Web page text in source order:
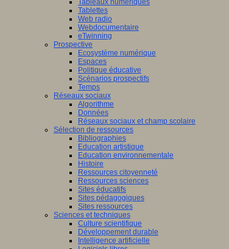
Tableaux numériques
Tablettes
Web radio
Webdocumentaire
eTwinning
Prospective
Ecosystème numérique
Espaces
Politique éducative
Scénarios prospectifs
Temps
Réseaux sociaux
Algorithme
Données
Réseaux sociaux et champ scolaire
Sélection de ressources
Bibliographies
Education artistique
Education environnementale
Histoire
Ressources citoyenneté
Ressources sciences
Sites éducatifs
Sites pédagogiques
Sites ressources
Sciences et techniques
Culture scientifique
Développement durable
Intelligence artificielle